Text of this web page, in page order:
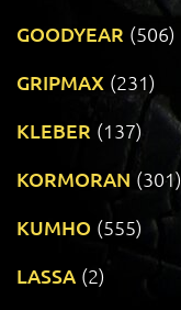
GOODYEAR (506)
GRIPMAX (231)
KLEBER (137)
KORMORAN (301)
KUMHO (555)
LASSA (2)